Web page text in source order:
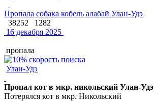
Пропала собака кобель алабай Улан-Удэ
38252
1282
16 декабря 2025
пропала
Улан-Удэ
Пропал кот в мкр. никольский Улан-Удэ
Потерялся кот в мкр. Никольский